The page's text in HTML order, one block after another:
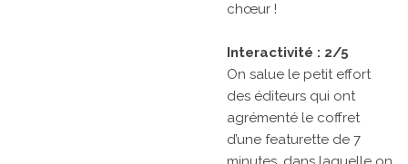
chœur !
Interactivité : 2/5
On salue le petit effort
des éditeurs qui ont
agrémenté le coffret
d’une featurette de 7